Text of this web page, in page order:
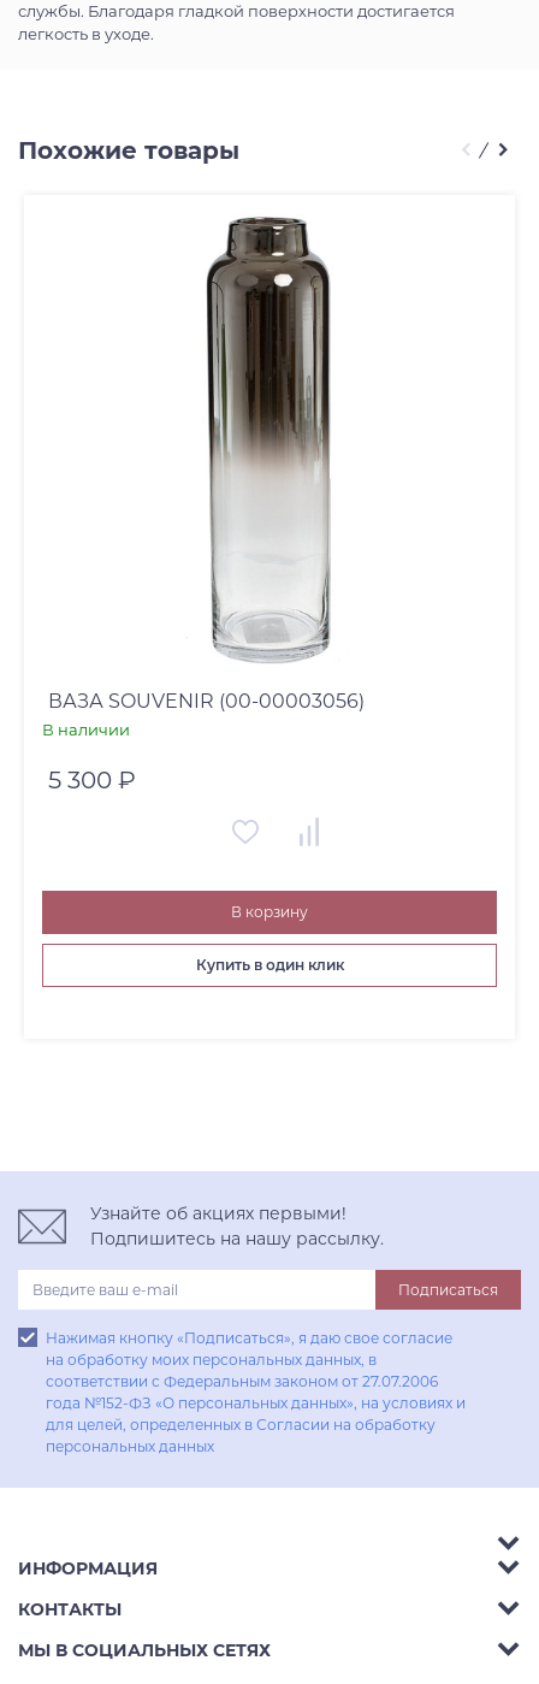
службы. Благодаря гладкой поверхности достигается
легкость в уходе.
Похожие товары
ВАЗА SOUVENIR (00-00003056)
В наличии
5 300 ₽
В корзину
Купить в один клик
Узнайте об акциях первыми!
Подпишитесь на нашу рассылку.
Подписаться
Нажимая кнопку «Подписаться», я даю свое согласие
на обработку моих персональных данных, в
соответствии с Федеральным законом от 27.07.2006
года №152-ФЗ «О персональных данных», на условиях и
для целей, определенных в Согласии на обработку
персональных данных
Аксессуары
Гостиные
ИНФОРМАЦИЯ
Акции
Доставка
КОНТАКТЫ
Телефон: 8 (800) 302-42-39
МЫ В СОЦИАЛЬНЫХ СЕТЯХ